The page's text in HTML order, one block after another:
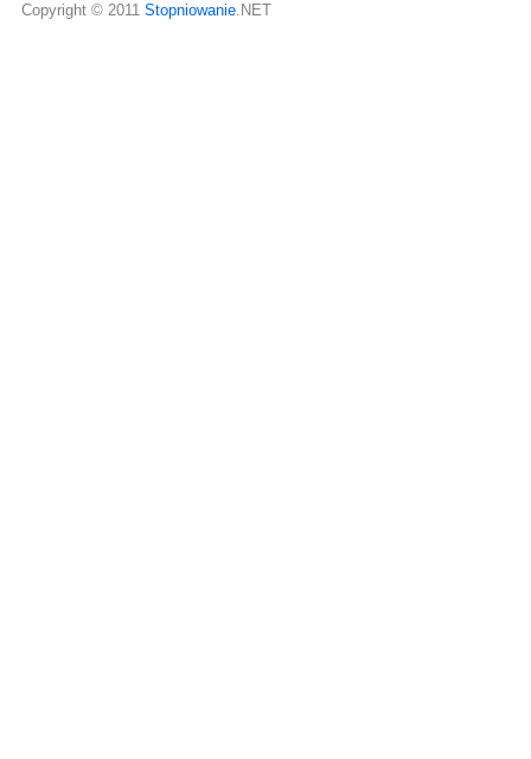
Copyright © 2011 Stopniowanie.NET